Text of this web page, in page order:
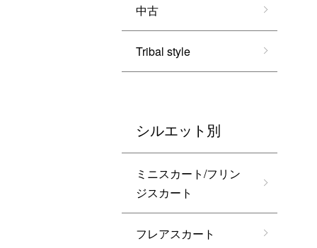
中古
Tribal style
シルエット別
ミニスカート/フリン
ジスカート
フレアスカート